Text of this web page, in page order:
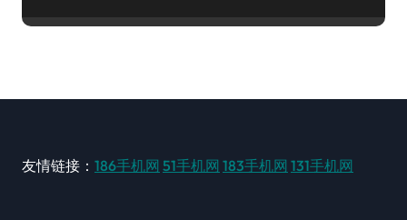
友情链接： 186手机网 51手机网 183手机网 131手机网